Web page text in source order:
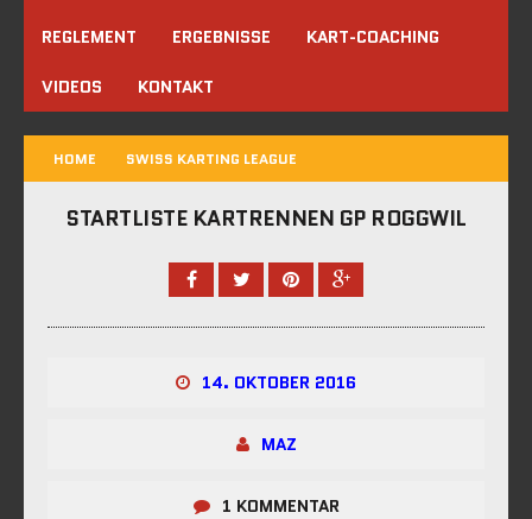
REGLEMENT ERGEBNISSE KART-COACHING
VIDEOS KONTAKT
HOME SWISS KARTING LEAGUE
STARTLISTE KARTRENNEN GP ROGGWIL
14. OKTOBER 2016
MAZ
1 KOMMENTAR